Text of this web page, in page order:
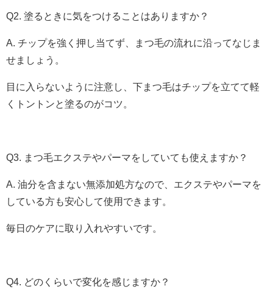
Q2. 塗るときに気をつけることはありますか？
A. チップを強く押し当てず、まつ毛の流れに沿ってなじま
せましょう。
目に入らないように注意し、下まつ毛はチップを立てて軽
くトントンと塗るのがコツ。
Q3. まつ毛エクステやパーマをしていても使えますか？
A. 油分を含まない無添加処方なので、エクステやパーマを
している方も安心して使用できます。
毎日のケアに取り入れやすいです。
Q4. どのくらいで変化を感じますか？